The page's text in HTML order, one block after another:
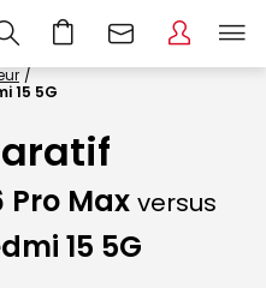
15 5G
Pro Max versus
15 5G